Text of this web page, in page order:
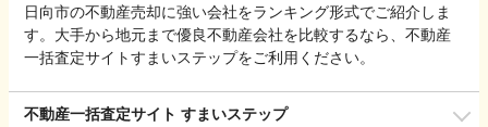
日向市の不動産売却に強い会社をランキング形式でご紹介しま
す。大手から地元まで優良不動産会社を比較するなら、不動産
一括査定サイトすまいステップをご利用ください。
不動産一括査定サイト すまいステップ